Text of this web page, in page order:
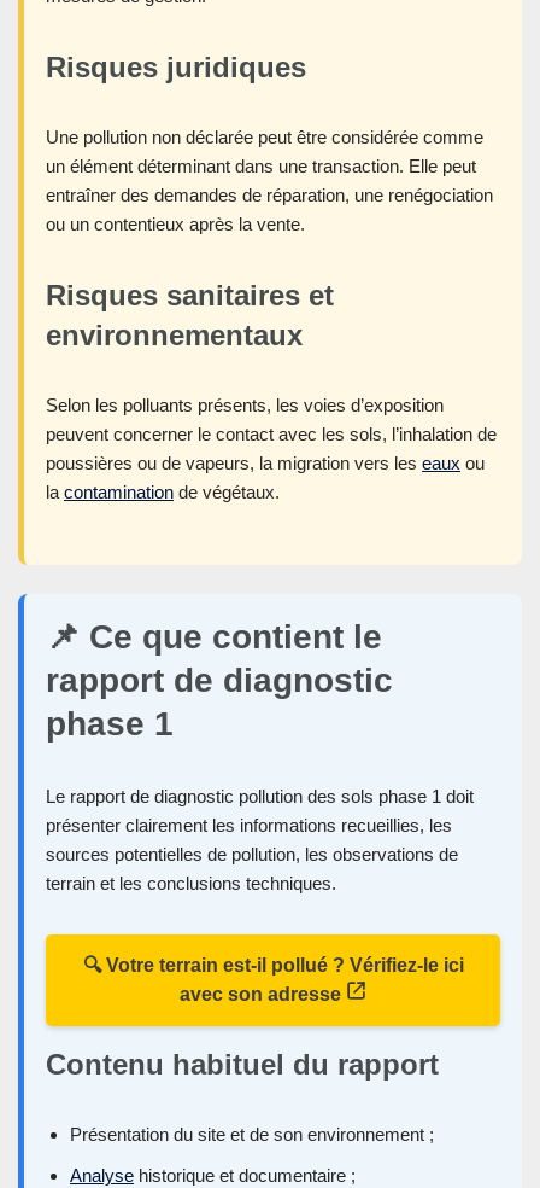
Risques juridiques
Une pollution non déclarée peut être considérée comme
un élément déterminant dans une transaction. Elle peut
entraîner des demandes de réparation, une renégociation
ou un contentieux après la vente.
Risques sanitaires et
environnementaux
Selon les polluants présents, les voies d’exposition
peuvent concerner le contact avec les sols, l’inhalation de
poussières ou de vapeurs, la migration vers les eaux ou
la contamination de végétaux.
📌 Ce que contient le
rapport de diagnostic
phase 1
Le rapport de diagnostic pollution des sols phase 1 doit
présenter clairement les informations recueillies, les
sources potentielles de pollution, les observations de
terrain et les conclusions techniques.
🔍 Votre terrain est-il pollué ? Vérifiez-le ici
avec son adresse
Contenu habituel du rapport
Présentation du site et de son environnement ;
Analyse historique et documentaire ;